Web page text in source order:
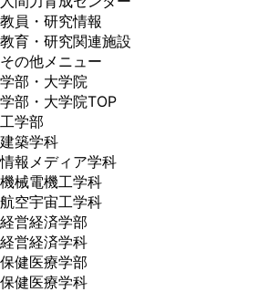
教員・研究情報
教育・研究関連施設
その他メニュー
学部・大学院
学部・大学院TOP
工学部
建築学科
情報メディア学科
機械電機工学科
航空宇宙工学科
経営経済学部
経営経済学科
保健医療学部
保健医療学科